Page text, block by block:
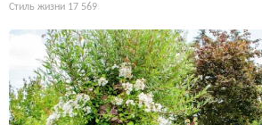
Стиль жизни 17 569